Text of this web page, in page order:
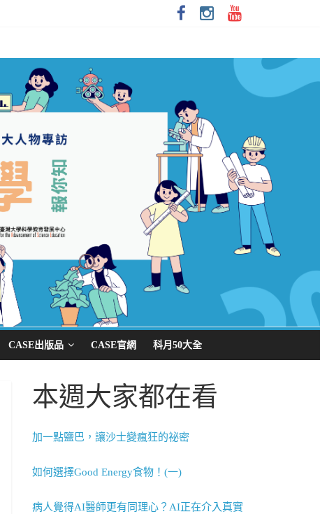
CASE出版品 CASE官網 科月50大全
本週大家都在看
加一點鹽巴，讓沙士變瘋狂的祕密
如何選擇Good Energy食物！(一)
病人覺得AI醫師更有同理心？AI正在介入真實